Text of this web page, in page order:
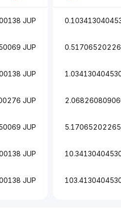
JUP
JUP
JUP
JUP
JUP
JUP
JUP